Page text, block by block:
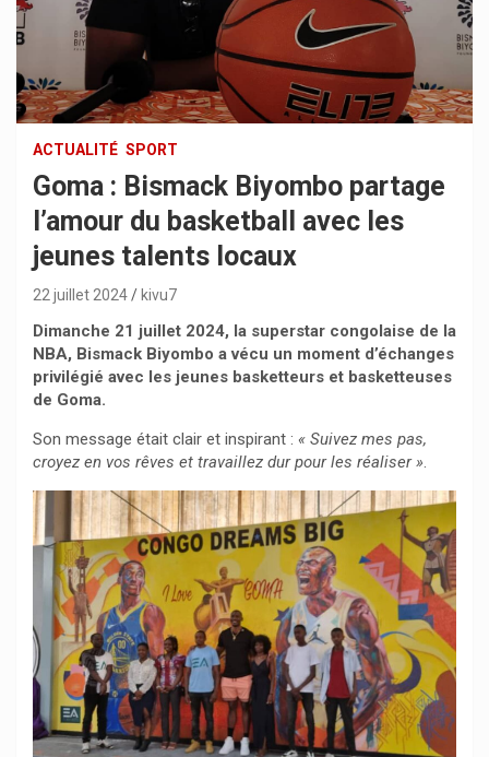
ACTUALITÉ SPORT
Goma : Bismack Biyombo partage
l’amour du basketball avec les
jeunes talents locaux
22 juillet 2024 kivu7
Dimanche 21 juillet 2024, la superstar congolaise de la
NBA, Bismack Biyombo a vécu un moment d’échanges
privilégié avec les jeunes basketteurs et basketteuses
de Goma.
Son message était clair et inspirant : « Suivez mes pas,
croyez en vos rêves et travaillez dur pour les réaliser ».